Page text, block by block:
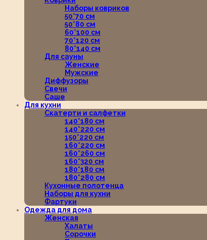
Наборы ковриков
50*70 см
50*80 см
60*100 см
70*120 см
80*140 см
Для сауны
Женские
Мужские
Диффузоры
Свечи
Саше
Для кухни
Скатерти и салфетки
140*180 см
140*220 см
150*220 см
160*220 см
160*260 см
160*320 см
180*180 см
180*280 см
Кухонные полотенца
Наборы для кухни
Фартуки
Одежда для дома
Женская
Халаты
Сорочки